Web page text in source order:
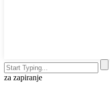
za zapiranje